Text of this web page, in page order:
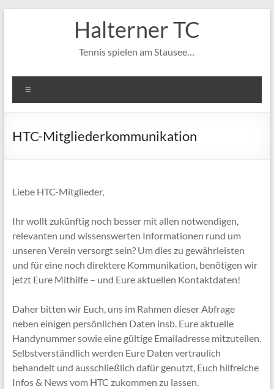
Halterner TC
Tennis spielen am Stausee…
HTC-Mitgliederkommunikation
Liebe HTC-Mitglieder,
Ihr wollt zukünftig noch besser mit allen notwendigen,
relevanten und wissenswerten Informationen rund um
unseren Verein versorgt sein? Um dies zu gewährleisten
und für eine noch direktere Kommunikation, benötigen wir
jetzt Eure Mithilfe – und Eure aktuellen Kontaktdaten!
Daher bitten wir Euch, uns im Rahmen dieser Abfrage
neben einigen persönlichen Daten insb. Eure aktuelle
Handynummer sowie eine gültige Emailadresse mitzuteilen.
Selbstverständlich werden Eure Daten vertraulich
behandelt und ausschließlich dafür genutzt, Euch hilfreiche
Infos & News vom HTC zukommen zu lassen.